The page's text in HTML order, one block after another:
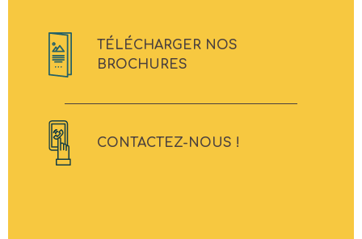
TÉLÉCHARGER NOS
BROCHURES
CONTACTEZ-NOUS !